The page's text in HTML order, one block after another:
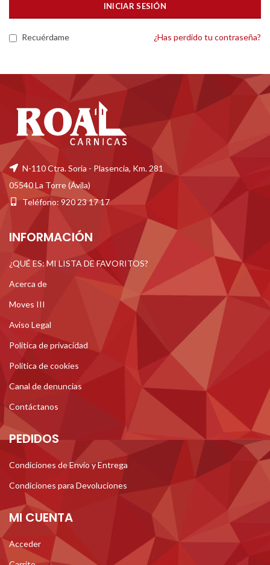
INICIAR SESIÓN
¿Has perdido tu contraseña?
Recuérdame
N-110 Ctra. Soria - Plasencia, Km. 281
05540 La Torre (Ávila)
Teléfono: 920 23 17 17
INFORMACIÓN
¿QUÉ ES: MI LISTA DE FAVORITOS?
Acerca de
Moves III
Aviso Legal
Politica de privacidad
Politica de cookies
Canal de denuncias
Contáctanos
PEDIDOS
Condiciones de Envío y Entrega
Condiciones para Devoluciones
MI CUENTA
Acceder